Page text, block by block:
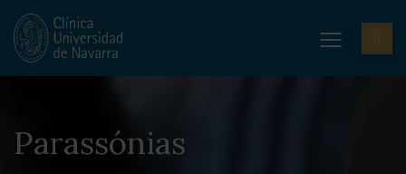
Parassónias